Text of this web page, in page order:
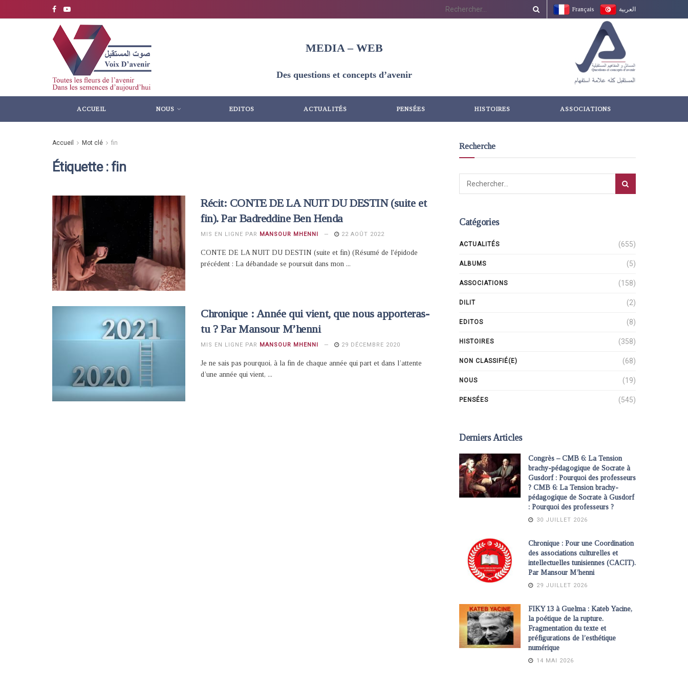
Français العربية
MEDIA – WEB
Des questions et concepts d’avenir
ACCUEIL NOUS EDITOS ACTUALITÉS PENSÉES HISTOIRES ASSOCIATIONS
Accueil Mot clé fin
Étiquette : fin
Récit: CONTE DE LA NUIT DU DESTIN (suite et
fin). Par Badreddine Ben Henda
MIS EN LIGNE PAR MANSOUR MHENNI 22 AOÛT 2022
CONTE DE LA NUIT DU DESTIN (suite et fin) (Résumé de l'épidode
précédent : La débandade se poursuit dans mon ...
Chronique : Année qui vient, que nous apporteras-
tu ? Par Mansour M’henni
MIS EN LIGNE PAR MANSOUR MHENNI 29 DÉCEMBRE 2020
Je ne sais pas pourquoi, à la fin de chaque année qui part et dans l’attente
d’une année qui vient, ...
Recherche
Catégories
ACTUALITÉS (655)
ALBUMS (5)
ASSOCIATIONS (158)
DILIT (2)
EDITOS (8)
HISTOIRES (358)
NON CLASSIFIÉ(E) (68)
NOUS (19)
PENSÉES (545)
Derniers Articles
Congrès – CMB 6: La Tension
brachy-pédagogique de Socrate à
Gusdorf : Pourquoi des professeurs
? CMB 6: La Tension brachy-
pédagogique de Socrate à Gusdorf
: Pourquoi des professeurs ?
30 JUILLET 2026
Chronique : Pour une Coordination
des associations culturelles et
intellectuelles tunisiennes (CACIT).
Par Mansour M’henni
29 JUILLET 2026
FIKY 13 à Guelma : Kateb Yacine,
la poétique de la rupture.
Fragmentation du texte et
préfigurations de l’esthétique
numérique
14 MAI 2026